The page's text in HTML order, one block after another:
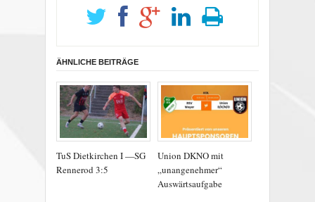
ÄHNLICHE BEITRÄGE
TuS Dietkirchen I —SG
Rennerod 3:5
Union DKNO mit
„unangenehmer“
Auswärtsaufgabe